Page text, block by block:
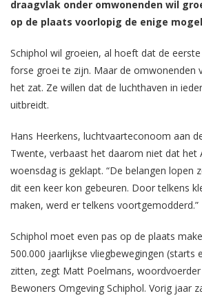
draagvlak onder omwonenden wil
op de plaats voorlopig de enige
Schiphol wil groeien, al hoeft dat de
forse groei te zijn. Maar de omwonenden
het zat. Ze willen dat de luchthaven in
uitbreidt.
Hans Heerkens, luchtvaarteconoom aan
Twente, verbaast het daarom niet dat het
woensdag is geklapt. “De belangen lopen
dit een keer kon gebeuren. Door telkens
maken, werd er telkens voortgemodderd.”
Schiphol moet even pas op de plaats
500.000 jaarlijkse vliegbewegingen (starts
zitten, zegt Matt Poelmans,
Bewoners Omgeving Schiphol. Vorig jaar